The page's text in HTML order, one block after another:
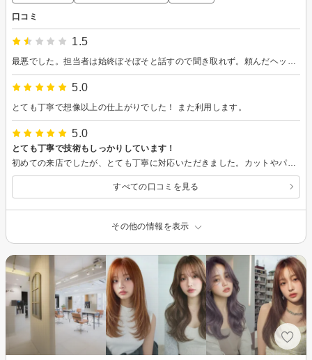
口コミ
1.5
5.0
とても丁寧で想像以上の仕上がりでした！ また利用します。
5.0
とても丁寧で技術もしっかりしています！
すべての口コミを見る
その他の情報を表示